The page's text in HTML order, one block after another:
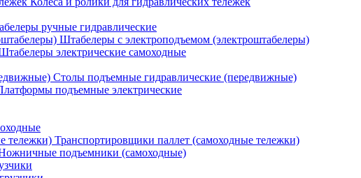
ручные гидравлические
Штабелеры с электроподъемом (электроштабелеры)
электрические самоходные
Столы подъемные гидравлические (передвижные)
подъемные электрические
Транспортировщики паллет (самоходные тележки)
подъемники (самоходные)